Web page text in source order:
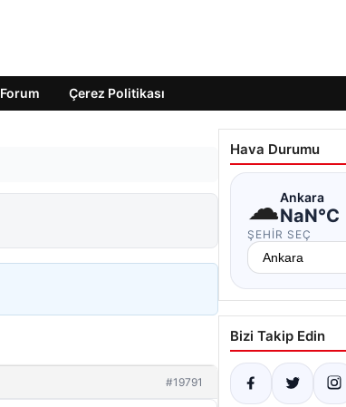
Forum Çerez Politikası
#19791
Hava Durumu
☁Ankara
NaN°C
ŞEHIR SEÇ
Bizi Takip Edin